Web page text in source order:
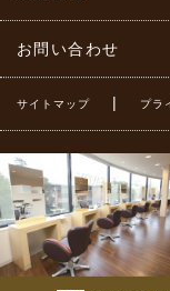
お問い合わせ
サイトマップ | プラ